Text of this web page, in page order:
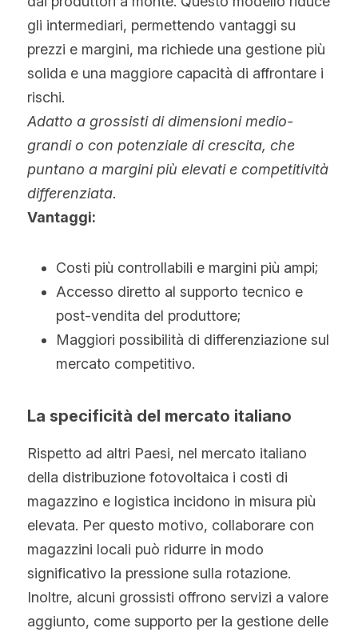
gli intermediari, permettendo vantaggi su
prezzi e margini, ma richiede una gestione più
solida e una maggiore capacità di affrontare i
rischi.
Adatto a grossisti di dimensioni medio-
grandi o con potenziale di crescita, che
puntano a margini più elevati e competitività
differenziata.
Vantaggi:
Costi più controllabili e margini più ampi;
Accesso diretto al supporto tecnico e
post-vendita del produttore;
Maggiori possibilità di differenziazione sul
mercato competitivo.
La specificità del mercato italiano
Rispetto ad altri Paesi, nel mercato italiano
della distribuzione fotovoltaica i costi di
magazzino e logistica incidono in misura più
elevata. Per questo motivo, collaborare con
magazzini locali può ridurre in modo
significativo la pressione sulla rotazione.
Inoltre, alcuni grossisti offrono servizi a valore
aggiunto, come supporto per la gestione delle